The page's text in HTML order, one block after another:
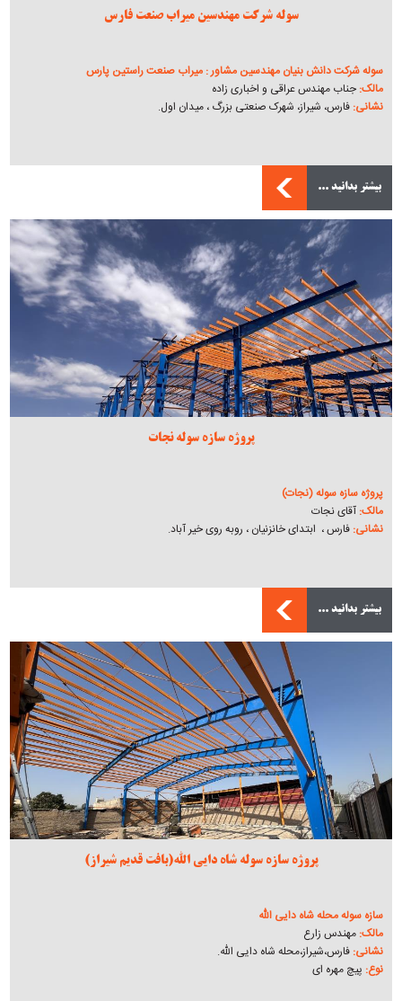
سوله شرکت مهندسین میراب صنعت فارس
سوله شرکت دانش بنیان مهندسین مشاور : میراب صنعت راستین پارس
مالک:جناب مهندس عراقی و اخباری زاده
نشانی:فارس، شیراز، شهرک صنعتی بزرگ ، میدان اول.
بیشتر بدانید ...
پروژه سازه سوله نجات
پروژه سازه سوله (نجات)
مالک:آقای نجات
نشانی:فارس ، ابتدای خانزنیان ، روبه روی خیر آباد.
بیشتر بدانید ...
پروژه سازه سوله شاه دایی الله(بافت قدیم شیراز)
سازه سوله محله شاه دایی الله
مالک:مهندس زارع
نشانی:فارس،شیراز،محله شاه دایی الله.
نوع: پیچ مهره ای